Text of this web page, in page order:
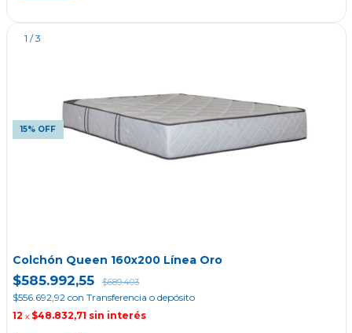
1 /3
15% OFF
Colchón Queen 160x200 Línea Oro
$585.992,55 $689.403
$556.692,92 con Transferencia o depósito
12 x $48.832,71 sin interés